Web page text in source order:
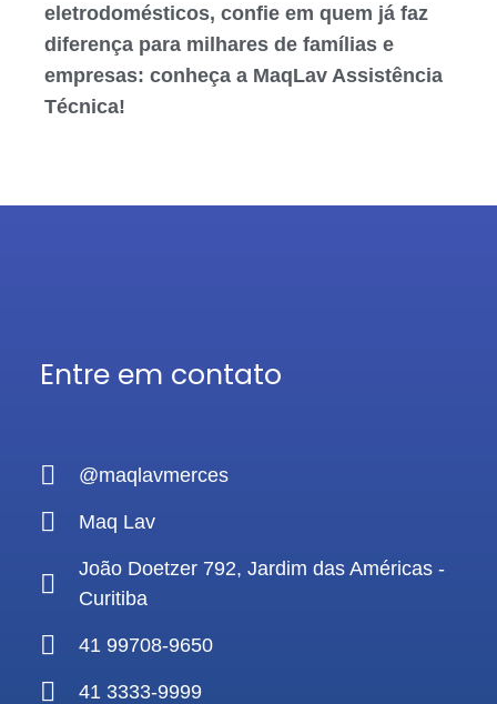
eletrodomésticos, confie em quem já faz
diferença para milhares de famílias e
empresas: conheça a MaqLav Assistência
Técnica!
Entre em contato
@maqlavmerces
Maq Lav
João Doetzer 792, Jardim das Américas -
Curitiba
41 99708-9650
41 3333-9999